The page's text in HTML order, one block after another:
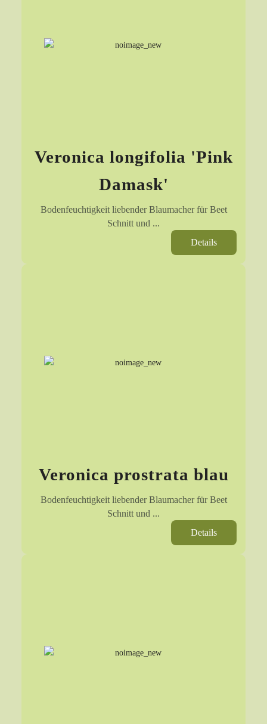
Veronica longifolia 'Pink
Damask'
Bodenfeuchtigkeit liebender Blaumacher für Beet
Schnitt und ...
Details
Veronica prostrata blau
Bodenfeuchtigkeit liebender Blaumacher für Beet
Schnitt und ...
Details